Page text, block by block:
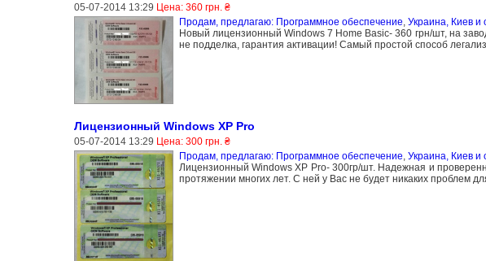
05-07-2014 13:29 Цена: 360 грн. ₴
Продам, предлагаю: Программное обеспечение, Украина, Киев и
Новый лицензионный Windows 7 Home Basic- 360 грн/шт, на
не подделка, гарантия активации! Самый простой способ
Лицензионный Windows XP Pro
05-07-2014 13:29 Цена: 300 грн. ₴
Продам, предлагаю: Программное обеспечение Украина, Киев и
Лицензионный Windows XP Pro- 300гр/шт. Надежная и
протяжении многих лет. С ней у Вас не будет никаких проблем